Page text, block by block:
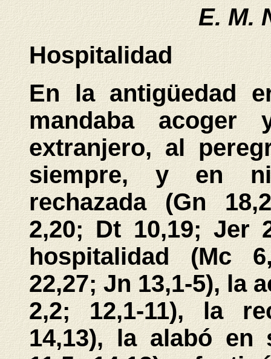
E. M.
Hospitalidad
En la antigüedad
mandaba acoger
extranjero, al
siempre, y en
rechazada (Gn
2,20; Dt 10,19; Jer
hospitalidad (Mc
22,27; Jn 13,1-5), la
2,2; 12,1-11), la
14,13), la alabó en